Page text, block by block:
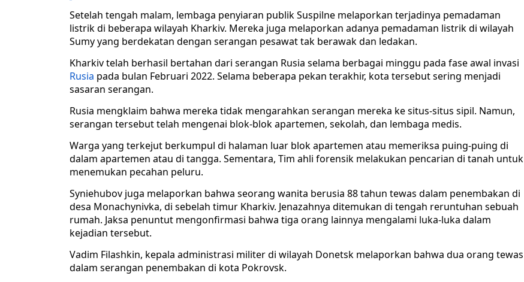
Setelah tengah malam, lembaga penyiaran publik Suspilne melaporkan terjadinya pemadaman
listrik di beberapa wilayah Kharkiv. Mereka juga melaporkan adanya pemadaman listrik di wilayah
Sumy yang berdekatan dengan serangan pesawat tak berawak dan ledakan.
Kharkiv telah berhasil bertahan dari serangan Rusia selama berbagai minggu pada fase awal invasi
Rusia pada bulan Februari 2022. Selama beberapa pekan terakhir, kota tersebut sering menjadi
sasaran serangan.
Rusia mengklaim bahwa mereka tidak mengarahkan serangan mereka ke situs-situs sipil. Namun,
serangan tersebut telah mengenai blok-blok apartemen, sekolah, dan lembaga medis.
Warga yang terkejut berkumpul di halaman luar blok apartemen atau memeriksa puing-puing di
dalam apartemen atau di tangga. Sementara, Tim ahli forensik melakukan pencarian di tanah untuk
menemukan pecahan peluru.
Syniehubov juga melaporkan bahwa seorang wanita berusia 88 tahun tewas dalam penembakan di
desa Monachynivka, di sebelah timur Kharkiv. Jenazahnya ditemukan di tengah reruntuhan sebuah
rumah. Jaksa penuntut mengonfirmasi bahwa tiga orang lainnya mengalami luka-luka dalam
kejadian tersebut.
Vadim Filashkin, kepala administrasi militer di wilayah Donetsk melaporkan bahwa dua orang tewas
dalam serangan penembakan di kota Pokrovsk.